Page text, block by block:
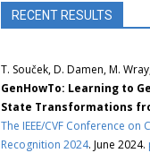
RECENT RESULTS
T. Souček, D. Damen, M.
GenHowTo: Learning to
State Transformations
The IEEE/CVF Conference
Recognition 2024. June 2024.